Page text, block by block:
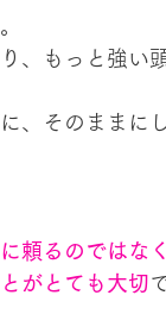
、もっと強い
、そのままに
頼るのではな
がとても大切